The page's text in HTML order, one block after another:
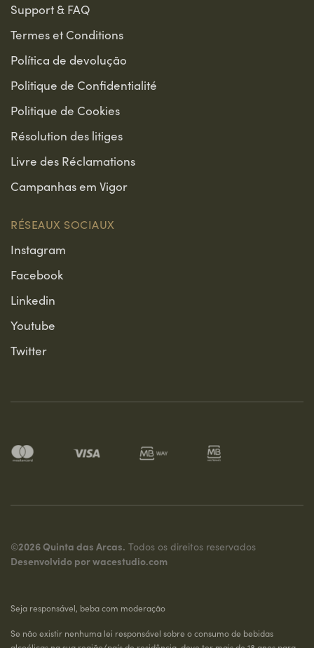
Support & FAQ
Termes et Conditions
Política de devolução
Politique de Confidentialité
Politique de Cookies
Résolution des litiges
Livre des Réclamations
Campanhas em Vigor
RÉSEAUX SOCIAUX
Instagram
Facebook
Linkedin
Youtube
Twitter
©2026 Quinta das Arcas. Todos os direitos reservados
Desenvolvido porwacestudio.com
Seja responsável, beba com moderação
Se não existir nenhuma lei responsável sobre o consumo de bebidas